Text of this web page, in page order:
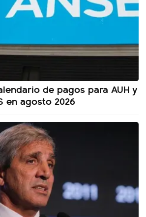
de pagos para AUH y
en agosto 2026